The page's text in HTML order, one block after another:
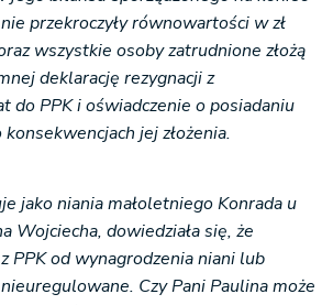
przekroczyły równowartości w zł
wszystkie osoby zatrudnione złożą
deklarację rezygnacji z
do PPK i oświadczenie o posiadaniu
jej złożenia.
jako niania małoletniego Konrada u
Wojciecha, dowiedziała się, że
PPK od wynagrodzenia niani lub
Czy Pani Paulina może